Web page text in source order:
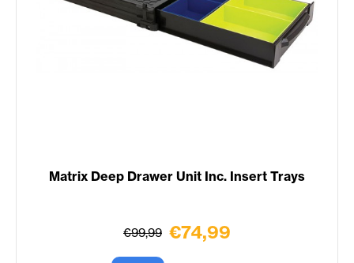
Matrix Deep Drawer Unit Inc. Insert Trays
€99,99 €74,99